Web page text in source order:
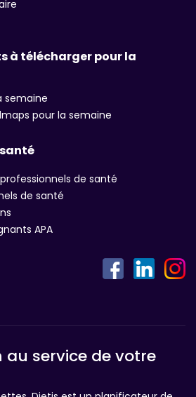
à télécharger pour la
semaine
pour la semaine
de santé
de santé
APA
au service de votre